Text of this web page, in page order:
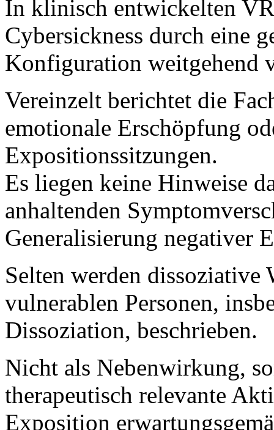
In klinisch entwickelten
Cybersickness durch eine
Konfiguration weitgehend
Vereinzelt berichtet die
emotionale Erschöpfung
Expositionssitzungen.
Es liegen keine Hinweise
anhaltenden
Generalisierung negativer
Selten werden dissoziative
vulnerablen Personen,
Dissoziation, beschrieben.
Nicht als Nebenwirkung,
therapeutisch relevante
Exposition